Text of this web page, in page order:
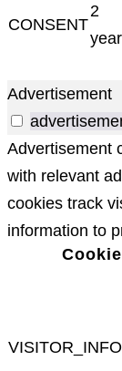
CONSENT
2
Advertisement
Advertisement
with relevant
cookies track
information to
Cookie